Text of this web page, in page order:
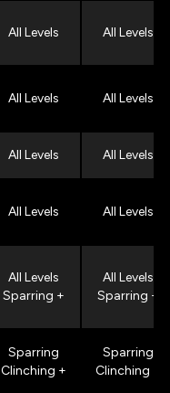
All Levels All Levels
All Levels All Levels
All Levels All Levels
All Levels All Levels
All Levels
Sparring +
All Levels
Sparring +
Sparring
Clinching +
Sparring
Clinching +